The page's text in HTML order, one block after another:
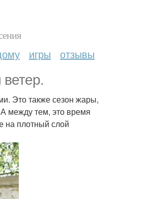
игры отзывы
Это также сезон жары,
между тем, это время
на плотный слой